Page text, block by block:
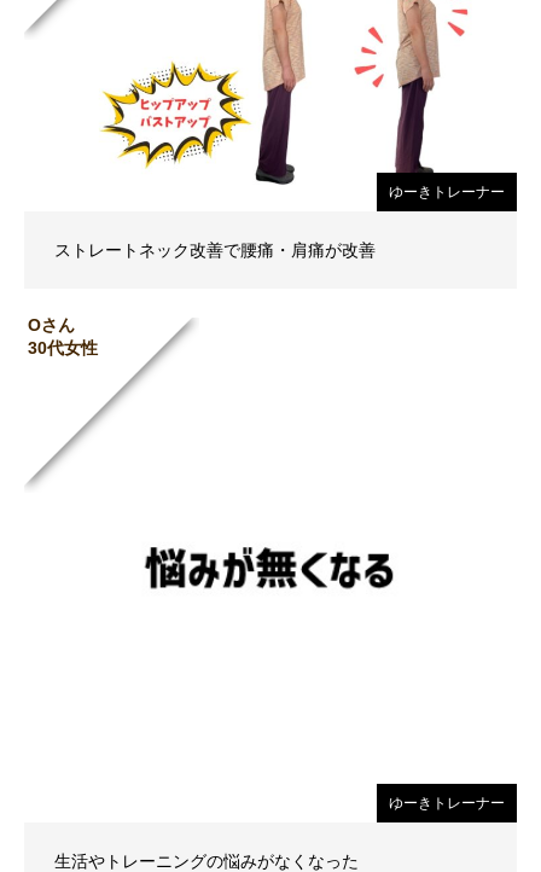
ゆーきトレーナー
ストレートネック改善で腰痛・肩痛が改善
Oさん
30代女性
ゆーきトレーナー
生活やトレーニングの悩みがなくなった